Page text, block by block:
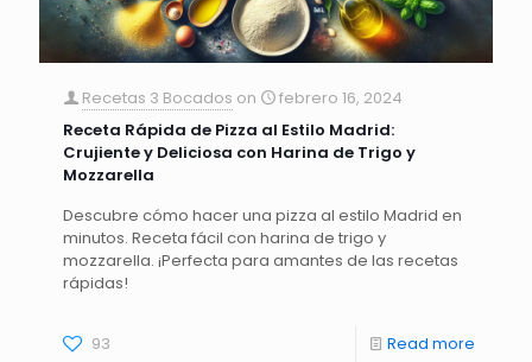
Recetas 3 Bocados on
febrero 16, 2024
Receta Rápida de Pizza al Estilo Madrid:
Crujiente y Deliciosa con Harina de Trigo y
Mozzarella
Descubre cómo hacer una pizza al estilo Madrid en
minutos. Receta fácil con harina de trigo y
mozzarella. ¡Perfecta para amantes de las recetas
rápidas!
93 Read more